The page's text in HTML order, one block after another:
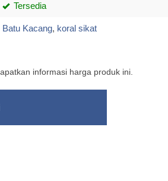
Tersedia
Batu Kacang, koral sikat
informasi harga produk ini.